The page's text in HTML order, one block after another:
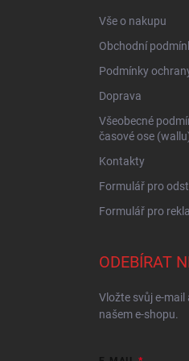
Vše o nakupu
Obchodní
Podmínky
Doprava
Všeobecné
časové ose
Kontakty
Formulář pro
Formulář pro
ODEBÍRAT
Vložte svůj e-
našem e-shopu.